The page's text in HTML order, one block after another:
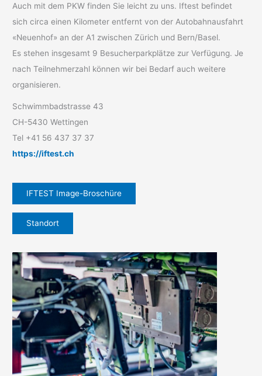
Auch mit dem PKW finden Sie leicht zu uns. Iftest befindet
sich circa einen Kilometer entfernt von der Autobahnausfahrt
«Neuenhof» an der A1 zwischen Zürich und Bern/Basel.
Es stehen insgesamt 9 Besucherparkplätze zur Verfügung. Je
nach Teilnehmerzahl können wir bei Bedarf auch weitere
organisieren.
Schwimmbadstrasse 43
CH-5430 Wettingen
Tel +41 56 437 37 37
https://iftest.ch
IFTEST Image-Broschüre
Standort